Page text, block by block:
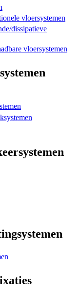
vloersystemen
dissipatieve
vloersystemen